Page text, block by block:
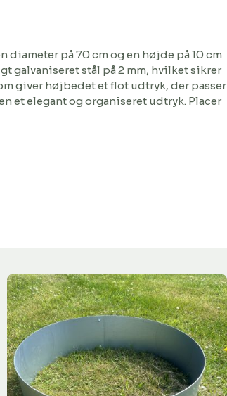
på 70 cm og en højde på 10 cm
galvaniseret stål på 2 mm, hvilket sikrer
giver højbedet et flot udtryk, der passer
et elegant og organiseret udtryk. Placer